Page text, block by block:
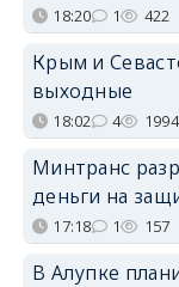
18:20 1 422
Крым и
выходные
18:02 4 1994
Минтранс
деньги на
17:18 1 157
В Алупке